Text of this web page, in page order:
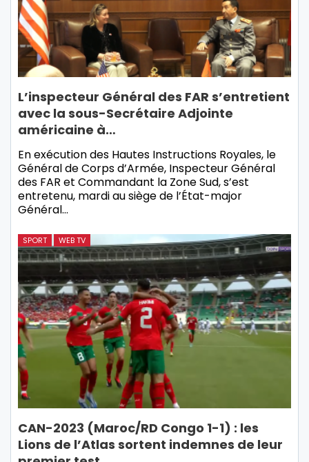
L’inspecteur Général des FAR s’entretient
avec la sous-Secrétaire Adjointe
américaine à…
En exécution des Hautes Instructions Royales, le
Général de Corps d’Armée, Inspecteur Général
des FAR et Commandant la Zone Sud, s’est
entretenu, mardi au siège de l’État-major
Général…
SPORT WEB TV
CAN-2023 (Maroc/RD Congo 1-1) : les
Lions de l’Atlas sortent indemnes de leur